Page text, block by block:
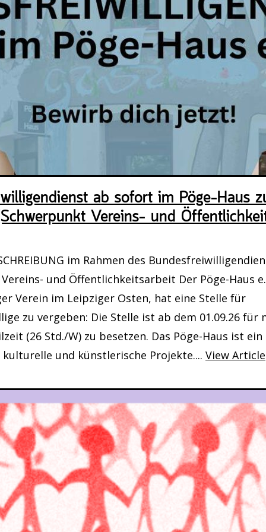
2026, 19:00 Uhr
(Zeichenkurs)
2026, 15:00 Uhr - 17:00 Uhr
dem Neustädter Markt
August 2026, 18:00 Uhr
Nutzung
2026, 16:00 Uhr
Handarbeitstreff im Pöge-Haus
2026, 17:00 Uhr - 22:00 Uhr
im Bürgergarten
2026, 19:00 Uhr
Dinner
Kunst (Offene
2026, 18:00 Uhr - 20:00 Uhr
eine« - Kunstaktion vom Sagart e.V.
August 2026, 18:00 Uhr
ab sofort im Pöge-Haus
Vereins- und
im Rahmen des
und Öffentlichkeitsarbeit Der Pöge-Haus
Verein im Leipziger Osten, hat eine Stelle für
zu vergeben: Die Stelle ist ab dem 01.09.26 für
(26 Std./W) zu besetzen. Das Pöge-Haus ist
und künstlerische Projekte.... View Article